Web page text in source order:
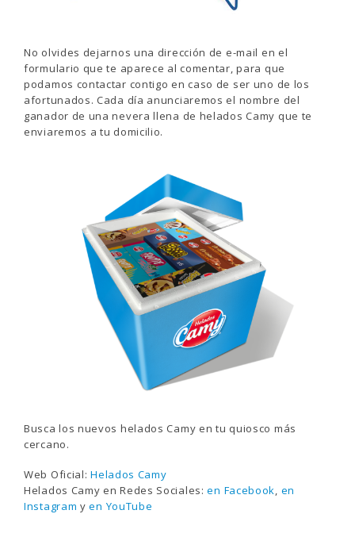
No olvides dejarnos una dirección de e-mail en el
formulario que te aparece al comentar, para que
podamos contactar contigo en caso de ser uno de los
afortunados. Cada día anunciaremos el nombre del
ganador de una nevera llena de helados Camy que te
enviaremos a tu domicilio.
Busca los nuevos helados Camy en tu quiosco más
cercano.
Web Oficial:Helados Camy
Helados Camy en Redes Sociales:en Facebook, en
Instagram yen YouTube